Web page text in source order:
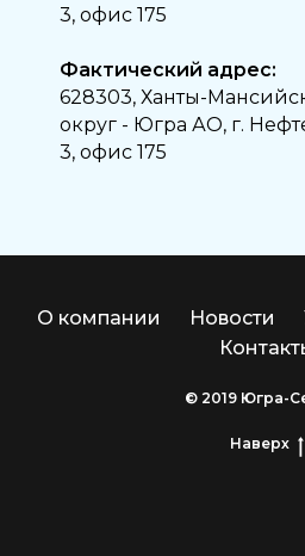
3, офис 175
Фактический адрес:
628303, Ханты-
округ - Югра АО, г.
3, офис 175
О компании Новости
© 2019 Югра-
Наверх